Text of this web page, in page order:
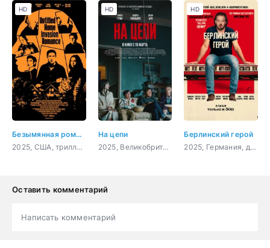
Безымянная романтическая история о вторжении в дом
2025, США, триллер, мелодрама, комедия
HD
На цепи
2025, Великобритания, Польша, драма, триллер
HD
Берлинский герой
2025, Германия, драма, комедия
HD
Оставить комментарий
Написать комментарий